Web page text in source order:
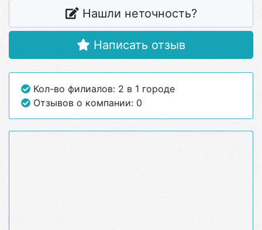
Нашли неточность?
Написать отзыв
Кол-во филиалов: 2 в 1 городе
Отзывов о компании: 0